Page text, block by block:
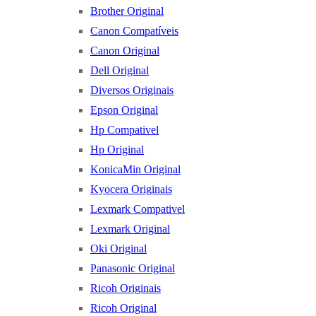
Brother Original
Canon Compatíveis
Canon Original
Dell Original
Diversos Originais
Epson Original
Hp Compativel
Hp Original
KonicaMin Original
Kyocera Originais
Lexmark Compativel
Lexmark Original
Oki Original
Panasonic Original
Ricoh Originais
Ricoh Original